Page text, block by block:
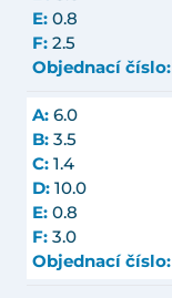
E: 0.8
F: 2.5
Objednací číslo:
A: 6.0
B: 3.5
C: 1.4
D: 10.0
E: 0.8
F: 3.0
Objednací číslo: